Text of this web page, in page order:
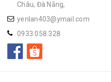
Châu, Đà Nẵng,
yenlan403@ymail.com
0933.058.328